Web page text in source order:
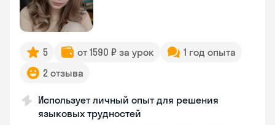
5 от 1590 ₽ за урок
1 год опыта
2 отзыва
Использует личный опыт для решения
языковых трудностей